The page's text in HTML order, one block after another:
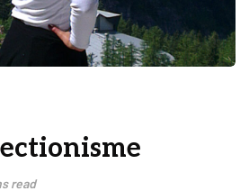
read